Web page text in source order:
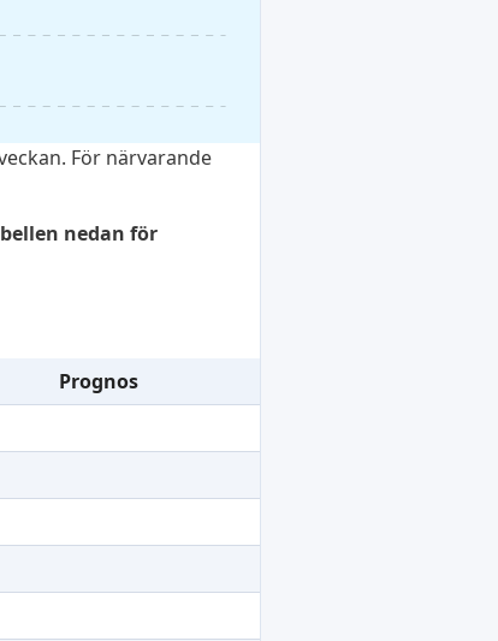
För närvarande
nedan för
Prognos